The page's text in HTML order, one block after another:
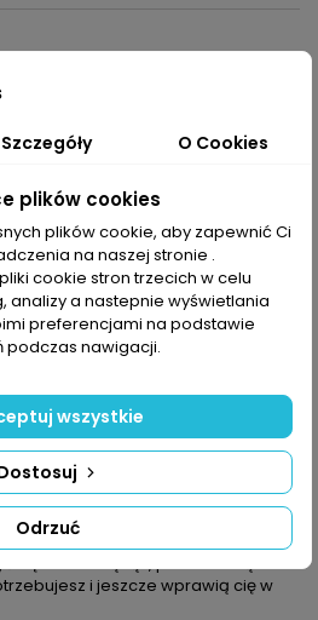
nieodzowne w garderobie będą
numerze znajdziesz torebki w
z torebeczką z lamami,
stylu hippie, „jamniczkiem” vintage,
z maską… busa volkswagena –
Nawet koszyk do roweru
zdobny w świecidełka.
rozstawaj się z szydełkowymi
ikat, torby worki, shopperki lub
się swobodą rąk, pomieszczą
i jeszcze wprawią cię w
Szczegóły O Cookies
plików cookies
plików cookie, aby zapewnić Ci
na naszej stronie .
cookie stron trzecich w celu
analizy a nastepnie wyświetlania
preferencjami na podstawie
podczas nawigacji.
Odrzuć
wszystkie